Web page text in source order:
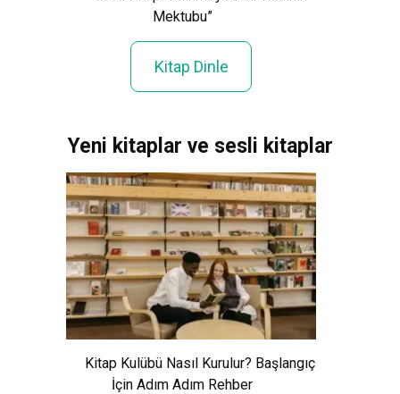
Mektubu”
Kitap Dinle
Yeni kitaplar ve sesli kitaplar
Kitap Kulübü Nasıl Kurulur? Başlangıç
İçin Adım Adım Rehber